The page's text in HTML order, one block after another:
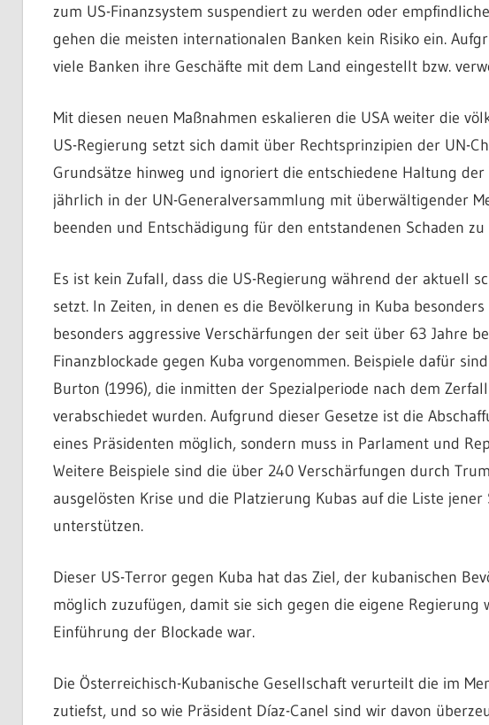
zum US-Finanzsystem suspendiert zu werden oder
gehen die meisten internationalen Banken kein Risiko ein.
viele Banken ihre Geschäfte mit dem Land eingestellt bzw.
Mit diesen neuen Maßnahmen eskalieren die USA weiter die
US-Regierung setzt sich damit über Rechtsprinzipien der UN-
Grundsätze hinweg und ignoriert die entschiedene Haltung
jährlich in der UN-Generalversammlung mit überwältigender
beenden und Entschädigung für den entstandenen Schaden zu
Es ist kein Zufall, dass die US-Regierung während der aktuell
setzt. In Zeiten, in denen es die Bevölkerung in Kuba
besonders aggressive Verschärfungen der seit über 63 Jahre
Finanzblockade gegen Kuba vorgenommen. Beispiele dafür
Burton (1996), die inmitten der Spezialperiode nach dem
verabschiedet wurden. Aufgrund dieser Gesetze ist die
eines Präsidenten möglich, sondern muss in Parlament und
Weitere Beispiele sind die über 240 Verschärfungen durch
ausgelösten Krise und die Platzierung Kubas auf die Liste
unterstützen.
Dieser US-Terror gegen Kuba hat das Ziel, der kubanischen
möglich zuzufügen, damit sie sich gegen die eigene Regierung
Einführung der Blockade war.
Die Österreichisch-Kubanische Gesellschaft verurteilt die im
zutiefst, und so wie Präsident Díaz-Canel sind wir davon